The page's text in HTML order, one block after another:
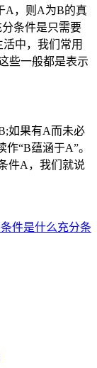
A，则A为B的真
条件是只需要
中，我们常用
一般都是表示
如果有A而未必
“B蕴涵于A”。
件A，我们就说
件是什么充分条